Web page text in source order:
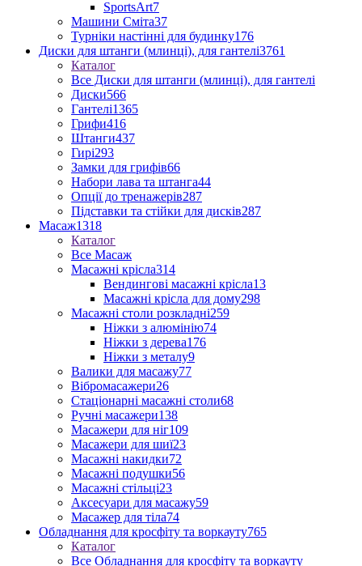
SportsArt7
Машини Сміта37
Турніки настінні для будинку176
Диски для штанги (млинці), для гантелі3761
Каталог
Все Диски для штанги (млинці), для гантелі
Диски566
Гантелі1365
Грифи416
Штанги437
Гирі293
Замки для грифів66
Набори лава та штанга44
Опції до тренажерів287
Підставки та стійки для дисків287
Масаж1318
Каталог
Все Масаж
Масажні крісла314
Вендингові масажні крісла13
Масажні крісла для дому298
Масажні столи розкладні259
Ніжки з алюмінію74
Ніжки з дерева176
Ніжки з металу9
Валики для масажу77
Вібромасажери26
Стаціонарні масажні столи68
Ручні масажери138
Масажери для ніг109
Масажери для шиї23
Масажні накидки72
Масажні подушки56
Масажні стільці23
Аксесуари для масажу59
Масажер для тіла74
Обладнання для кросфіту та воркауту765
Каталог
Все Обладнання для кросфіту та воркауту